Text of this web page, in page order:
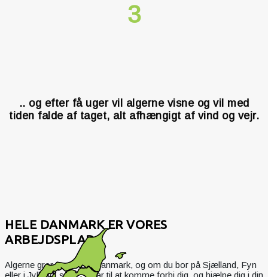
3
.. og efter få uger vil algerne visne og vil med
tiden falde af taget, alt afhængigt af vind og vejr.
HELE DANMARK ER VORES
ARBEJDSPLADS
Algerne gror over hele Danmark, og om du bor på Sjælland, Fyn
eller i Jylland, så er vi klar til at komme forbi dig, og hjælpe dig i din